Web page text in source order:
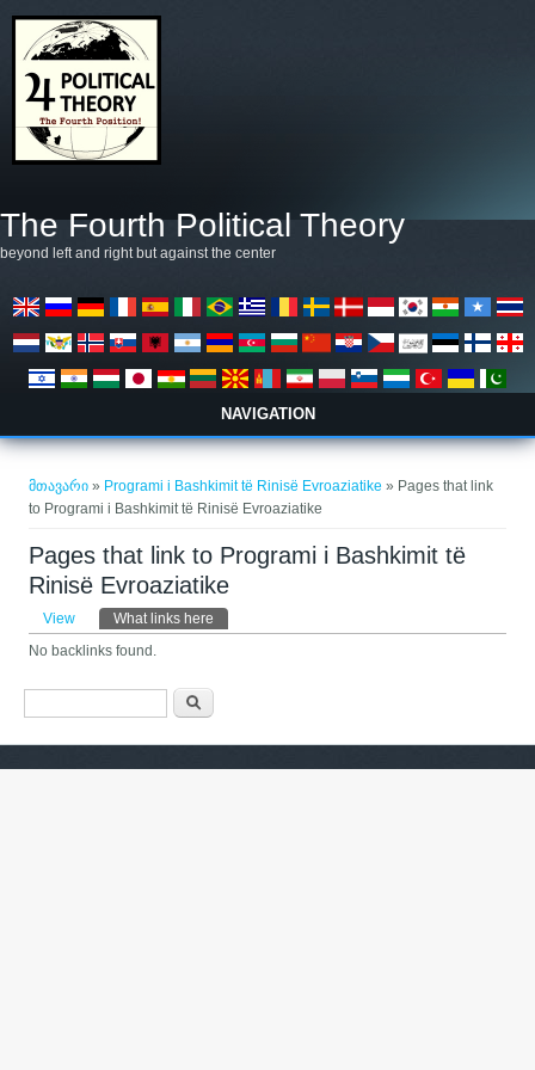
The Fourth Political Theory
beyond left and right but against the center
NAVIGATION
მთავარი » Programi i Bashkimit të Rinisë Evroaziatike » Pages that link
to Programi i Bashkimit të Rinisë Evroaziatike
Pages that link to Programi i Bashkimit të
Rinisë Evroaziatike
Primary tabs
View What links here
No backlinks found.